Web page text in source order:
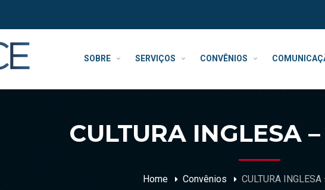
SOBRE SERVIÇOS CONVÊNIOS
CULTURA INGLESA
Home Convênios CULTURA